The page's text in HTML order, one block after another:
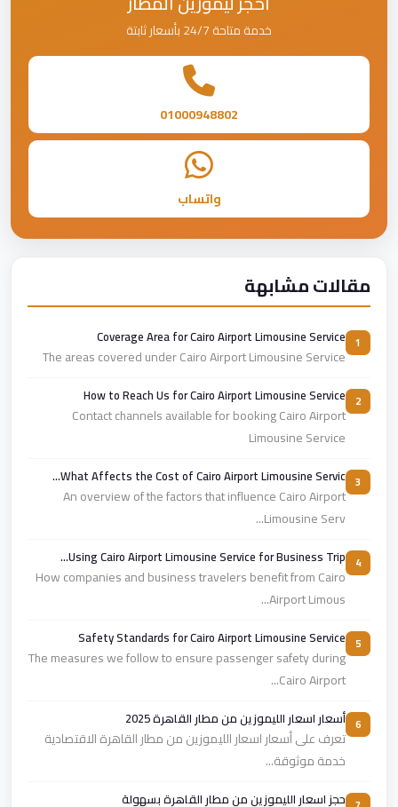
خدمة متاحة 24/7 بأسعار ثابتة
01000948802
واتساب
مقالات مشابهة
Coverage Area for Cairo Airport Limousine Service
The areas covered under Cairo Airport Limousine Service
How to Reach Us for Cairo Airport Limousine Service
Contact channels available for booking Cairo Airport
Limousine Service
What Affects the Cost of Cairo Airport Limousine Servic...
An overview of the factors that influence Cairo Airport
Limousine Serv...
Using Cairo Airport Limousine Service for Business Trip...
How companies and business travelers benefit from Cairo
Airport Limous...
Safety Standards for Cairo Airport Limousine Service
The measures we follow to ensure passenger safety during
Cairo Airport...
أسعار اسعار الليموزين من مطار القاهرة 2025
تعرف على أسعار اسعار الليموزين من مطار القاهرة الاقتصادية
خدمة موثوقة...
حجز اسعار الليموزين من مطار القاهرة بسهولة